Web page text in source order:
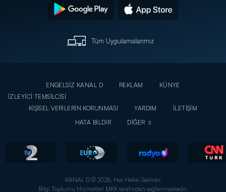
Tüm Uygulamalarımız
ENGELSİZ KANAL D REKLAM
KÜNYE
İZLEYİCİ TEMSİLCİSİ
KİŞİSEL VERİLERİN KORUNMASI
YARDIM
İLETİŞİM
HATA BİLDİR
DİĞER
KANAL D © 2026. Her Hakkı Saklıdır.
Bilgi Toplumu Hizmetleri MKK tarafından sağlanmaktadır.